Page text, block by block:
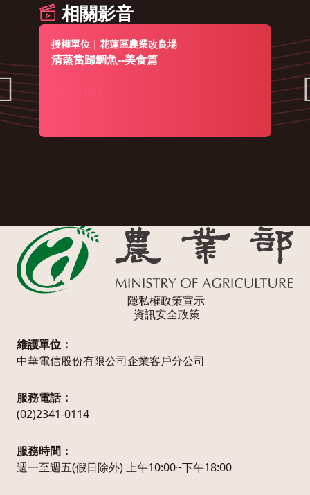
相關影音
授權單位｜花蓮區農業改良場
清蒸當歸鯛魚--美食篇
隱私權政策宣示
資訊安全政策
維護單位：
中華電信股份有限公司企業客戶分公司
服務電話：
(02)2341-0114
服務時間：
週一至週五(假日除外) 上午10:00~下午18:00